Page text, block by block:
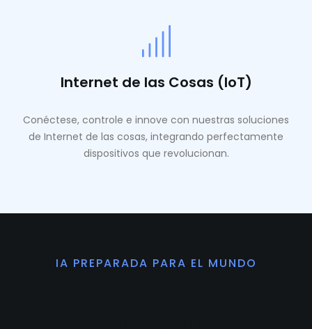
Internet de las Cosas (IoT)
Conéctese, controle e innove con nuestras soluciones
de Internet de las cosas, integrando perfectamente
dispositivos que revolucionan.
IA PREPARADA PARA EL MUNDO